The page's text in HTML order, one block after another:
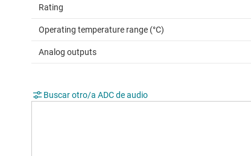
Rating
Operating temperature range (°C)
Analog outputs
Buscar otro/a ADC de audio